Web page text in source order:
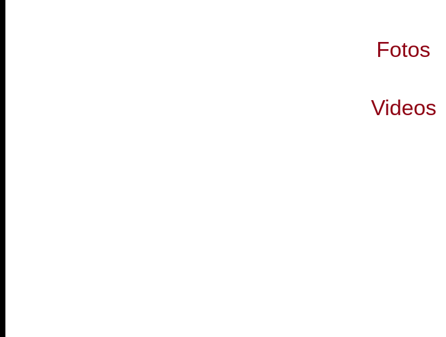
Fotos
Videos